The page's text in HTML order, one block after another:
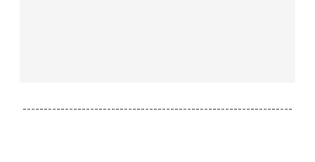
----------------------------------------------------------------